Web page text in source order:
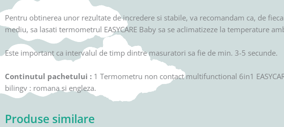
Pentru obtinerea unor rezultate de incredere si stabile, va recomandam ca, de
mediu, sa lasati termometrul EASYCARE Baby sa se aclimatizeze la temperature
Este important ca intervalul de timp dintre masuratori sa fie de min. 3-5 secunde.
Continutul pachetului : 1 Termometru non contact multifunctional 6in1
bilingv : romana si engleza.
Produse similare